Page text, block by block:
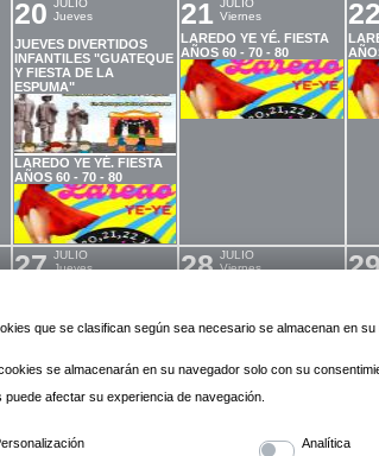
20 JULIO
Jueves
JUEVES DIVERTIDOS
INFANTILES "GUATEQUE
Y FIESTA DE LA
ESPUMA"
LAREDO YE YÉ. FIESTA
AÑOS 60 - 70 - 80
21 JULIO
Viernes
LAREDO YE YÉ. FIESTA
AÑOS 60 - 70 - 80
22
27 JULIO
Jueves
28 JULIO
Viernes
3 AGOSTO
4 AGOSTO
que se clasifican según sea necesario se almacenan en su
se almacenarán en su navegador solo con su
afectar su experiencia de navegación.
Analítica